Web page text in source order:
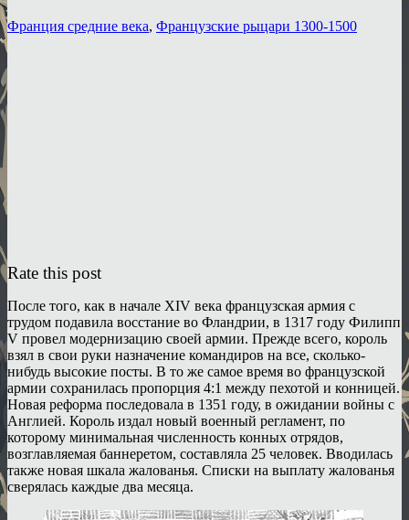
Франция средние века, Французские рыцари 1300-1500
Rate this post
После того, как в начале XIV века французская армия с
трудом подавила восстание во Фландрии, в 1317 году Филипп
V провел модернизацию своей армии. Прежде всего, король
взял в свои руки назначение командиров на все, сколько-
нибудь высокие посты. В то же самое время во французской
армии сохранилась пропорция 4:1 между пехотой и конницей.
Новая реформа последовала в 1351 году, в ожидании войны с
Англией. Король издал новый военный регламент, по
которому минимальная численность конных отрядов,
возглавляемая баннеретом, составляла 25 человек. Вводилась
также новая шкала жалованья. Списки на выплату жалованья
сверялась каждые два месяца.